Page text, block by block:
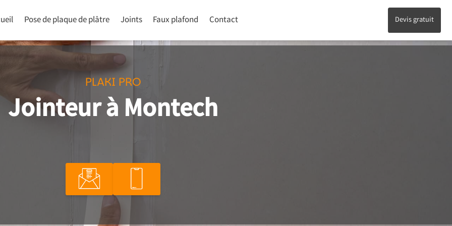
Pose de plaque de plâtre Joints Faux plafond Contact Devis gratuit
PLAKI PRO
Jointeur à Montech